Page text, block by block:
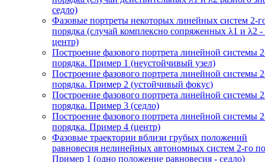
седло)
Фазовые портреты некоторых линейных систем 2-
порядка (случай комплексно сопряженных λ1 и λ2 -
центр)
Построение фазового портрета линейной системы
порядка. Пример 1 (неустойчивый узел)
Построение фазового портрета линейной системы
порядка. Пример 2 (устойчивый фокус)
Построение фазового портрета линейной системы
порядка. Пример 3 (седло)
Построение фазового портрета линейной системы
порядка. Пример 4 (центр)
Фазовые траектории вблизи грубых положений
равновесия нелинейных автономных систем 2-го
Пример 1 (одно положение равновесия - седло)